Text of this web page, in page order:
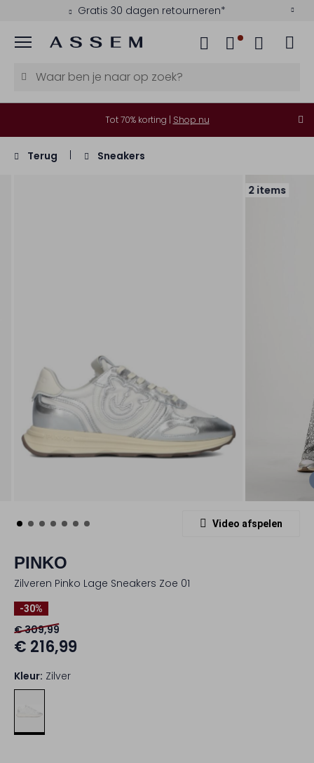
Gratis 30 dagen retourneren*
Menu
Tot 70% korting | Shop nu
Terug Sneakers
2 items
Video afspelen
PINKO
Zilveren Pinko Lage Sneakers Zoe 01
-30%
€ 309,99
€ 216,99
Kleur: Zilver